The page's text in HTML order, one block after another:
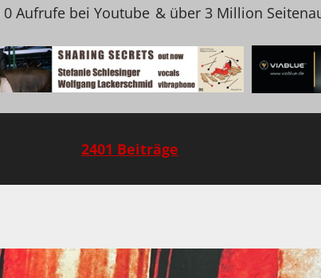
0 Aufrufe bei Youtube & über 3 Million
2401 Beiträge